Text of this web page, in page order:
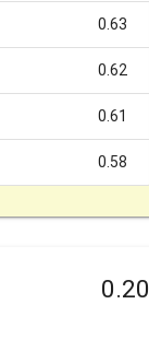
0.63
0.62
0.61
0.58
0.20